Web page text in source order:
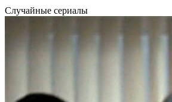
Случайные сериалы